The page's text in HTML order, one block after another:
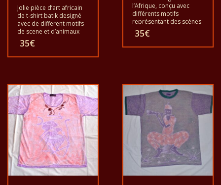
Jolie pièce d’art africain
de t-shirt batik designé
avec de different motifs
de scene et d’animaux
africains. Chacun de ces
t-shirts est unique. Les t-
shirts vont pour les
Le t-shirt peut être lavé
en machine à 40°C. Il ne
fait pas sortir de couleur.
Les t-shirts sont 100%
coton.
35€
l’Afrique, conçu avec
différents motifs
représentant des scènes
et des animaux africains.
Chacun de ces t-shirts est
unique. Le t-shirt convient
être laver dans une
machine à laver à 40°C. Il
ne fait pas sortir de
couleur. Les t-shirts sont
100% coton.
35€